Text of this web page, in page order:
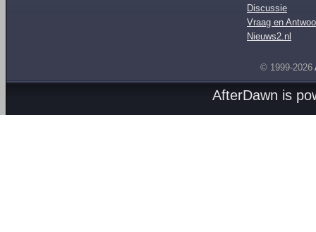
Discussie
Vraag en
Nieuws2.nl
© 1999-2026
AfterDawn is